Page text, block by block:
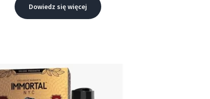
Dowiedz się więcej